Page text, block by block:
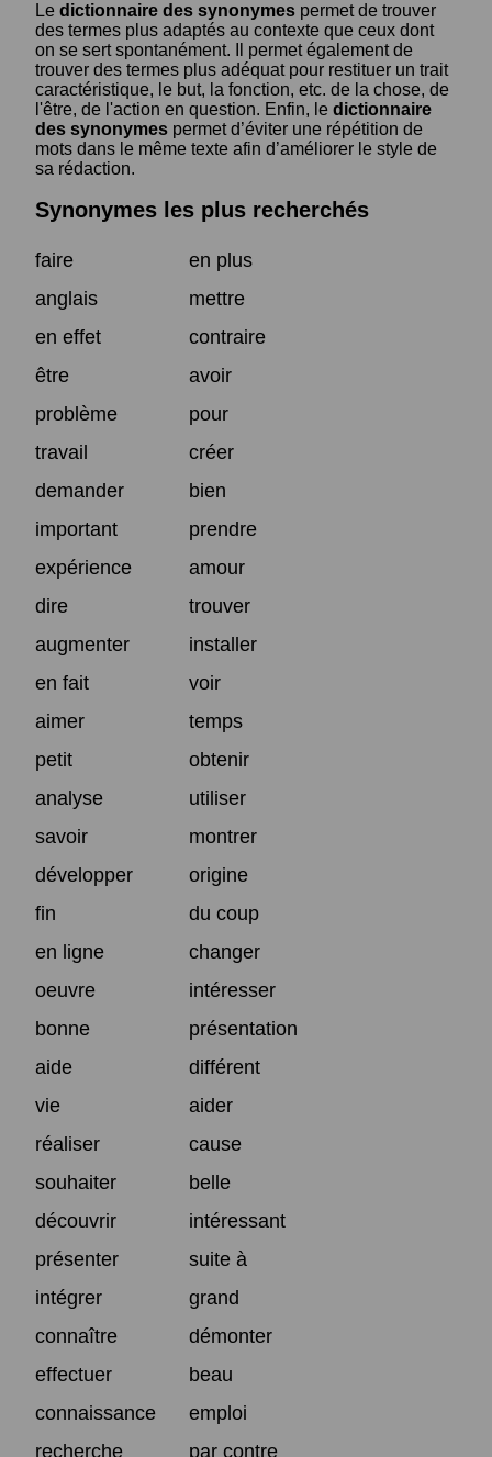
Le dictionnaire des synonymes permet de trouver
des termes plus adaptés au contexte que ceux dont
on se sert spontanément. Il permet également de
trouver des termes plus adéquat pour restituer un trait
caractéristique, le but, la fonction, etc. de la chose, de
l'être, de l'action en question. Enfin, le dictionnaire
des synonymes permet d’éviter une répétition de
mots dans le même texte afin d’améliorer le style de
sa rédaction.
Synonymes les plus recherchés
faire
en plus
anglais
mettre
en effet
contraire
être
avoir
problème
pour
travail
créer
demander
bien
important
prendre
expérience
amour
dire
trouver
augmenter
installer
en fait
voir
aimer
temps
petit
obtenir
analyse
utiliser
savoir
montrer
développer
origine
fin
du coup
en ligne
changer
oeuvre
intéresser
bonne
présentation
aide
différent
vie
aider
réaliser
cause
souhaiter
belle
découvrir
intéressant
présenter
suite à
intégrer
grand
connaître
démonter
effectuer
beau
connaissance
emploi
recherche
par contre